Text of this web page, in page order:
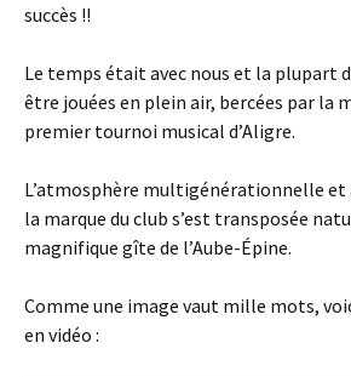
succès !!
Le temps était avec nous et la plupart
être jouées en plein air, bercées par la
premier tournoi musical d’Aligre.
L’atmosphère multigénérationnelle et
la marque du club s’est transposée
magnifique gîte de l’Aube-Épine.
Comme une image vaut mille mots,
en vidéo :